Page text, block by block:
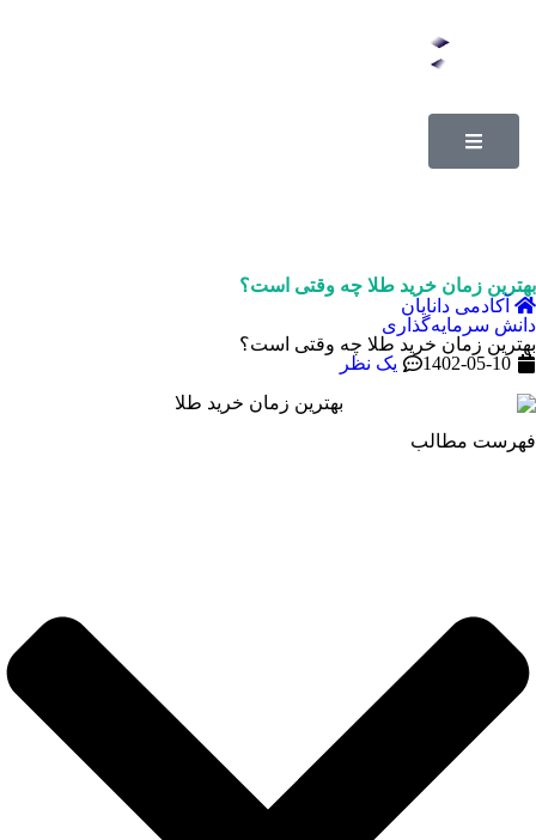
بهترین زمان خرید طلا چه وقتی است؟
آکادمی دانایان
دانش سرمایه‌گذاری
بهترین زمان خرید طلا چه وقتی است؟
1402-05-10
یک نظر
فهرست مطالب